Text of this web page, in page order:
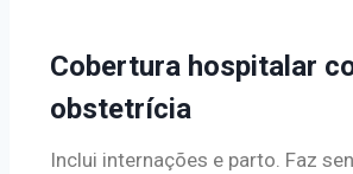
Cobertura hospitalar
obstetrícia
Inclui internações e parto. Faz